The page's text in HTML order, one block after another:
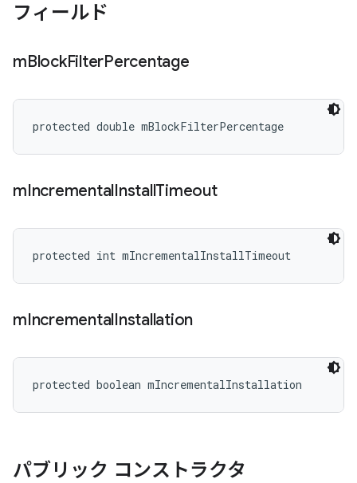
フィールド
mBlockFilterPercentage
protected double mBlockFilterPercentage
mIncrementalInstallTimeout
protected int mIncrementalInstallTimeout
mIncrementalInstallation
protected boolean mIncrementalInstallation
パブリック コンストラクタ